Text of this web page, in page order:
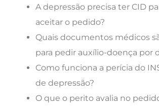
A depressão precisa ter CID
aceitar o pedido?
Quais documentos médicos
para pedir auxílio-doença por
Como funciona a perícia do
de depressão?
O que o perito avalia no